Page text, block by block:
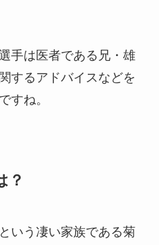
手は医者である兄・雄
するアドバイスなどを
すね。
？
いう凄い家族である菊